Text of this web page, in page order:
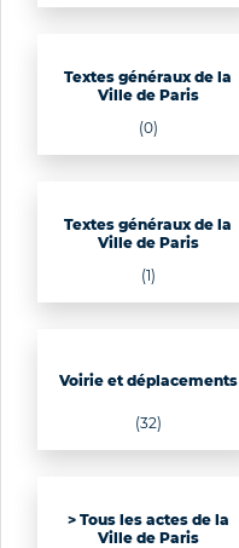
Textes généraux de la
Ville de Paris
(0)
Textes généraux de la
Ville de Paris
(1)
Voirie et déplacements
(32)
> Tous les actes de la
Ville de Paris